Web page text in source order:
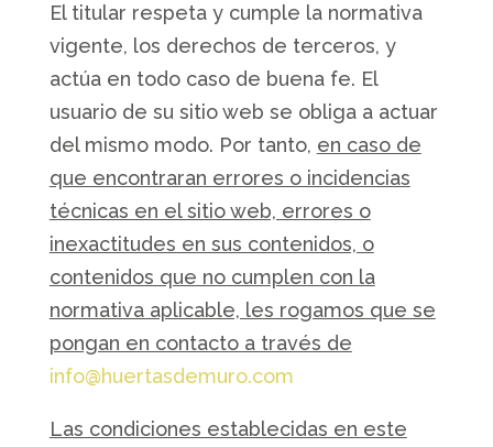
El titular respeta y cumple la normativa
vigente, los derechos de terceros, y
actúa en todo caso de buena fe. El
usuario de su sitio web se obliga a actuar
del mismo modo. Por tanto, en caso de
que encontraran errores o incidencias
técnicas en el sitio web, errores o
inexactitudes en sus contenidos, o
contenidos que no cumplen con la
normativa aplicable, les rogamos que se
pongan en contacto a través de
info@huertasdemuro.com
Las condiciones establecidas en este